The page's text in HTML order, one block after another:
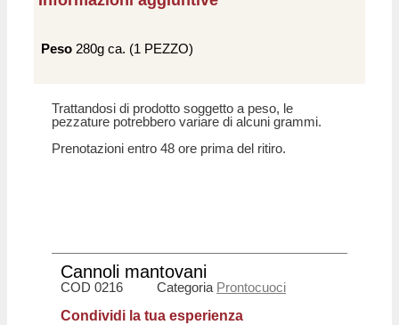
Peso 280g ca. (1 PEZZO)
Trattandosi di prodotto soggetto a peso, le
pezzature potrebbero variare di alcuni grammi.
Prenotazioni entro 48 ore prima del ritiro.
Cannoli mantovani
COD 0216 Categoria Prontocuoci
Condividi la tua esperienza